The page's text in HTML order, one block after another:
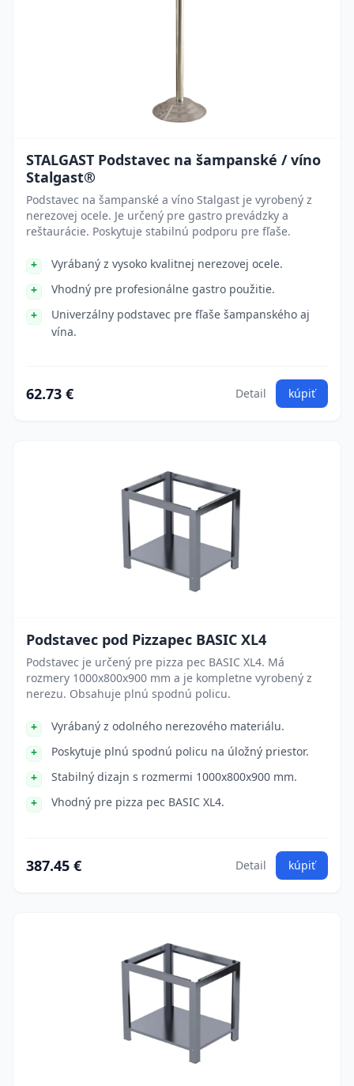
STALGAST Podstavec na šampanské / víno
Stalgast®
Podstavec na šampanské a víno Stalgast je vyrobený z
nerezovej ocele. Je určený pre gastro prevádzky a
reštaurácie. Poskytuje stabilnú podporu pre fľaše.
Vyrábaný z vysoko kvalitnej nerezovej ocele.
Vhodný pre profesionálne gastro použitie.
Univerzálny podstavec pre fľaše šampanského aj
vína.
62.73 € Detail kúpiť
Podstavec pod Pizzapec BASIC XL4
Podstavec je určený pre pizza pec BASIC XL4. Má
rozmery 1000x800x900 mm a je kompletne vyrobený z
nerezu. Obsahuje plnú spodnú policu.
Vyrábaný z odolného nerezového materiálu.
Poskytuje plnú spodnú policu na úložný priestor.
Stabilný dizajn s rozmermi 1000x800x900 mm.
Vhodný pre pizza pec BASIC XL4.
387.45 € Detail kúpiť